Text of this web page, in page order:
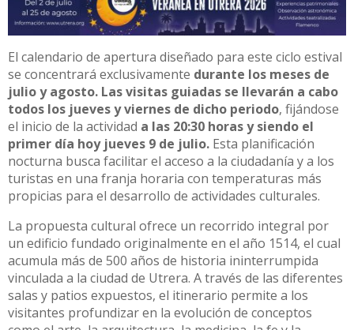
El calendario de apertura diseñado para este ciclo estival
se concentrará exclusivamente durante los meses de
julio y agosto. Las visitas guiadas se llevarán a cabo
todos los jueves y viernes de dicho periodo, fijándose
el inicio de la actividad a las 20:30 horas y siendo el
primer día hoy jueves 9 de julio. Esta planificación
nocturna busca facilitar el acceso a la ciudadanía y a los
turistas en una franja horaria con temperaturas más
propicias para el desarrollo de actividades culturales.
La propuesta cultural ofrece un recorrido integral por
un edificio fundado originalmente en el año 1514, el cual
acumula más de 500 años de historia ininterrumpida
vinculada a la ciudad de Utrera. A través de las diferentes
salas y patios expuestos, el itinerario permite a los
visitantes profundizar en la evolución de conceptos